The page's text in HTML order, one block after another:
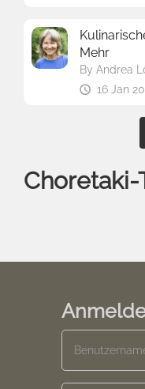
Mehr
ByAndrea
16 Jan